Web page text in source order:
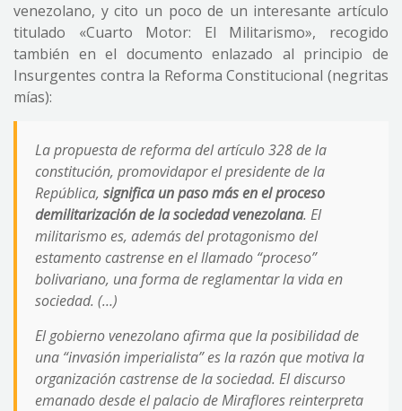
venezolano, y cito un poco de un interesante artículo
titulado «Cuarto Motor: El Militarismo», recogido
también en el documento enlazado al principio de
Insurgentes contra la Reforma Constitucional (negritas
mías):
La propuesta de reforma del artículo 328 de la
constitución, promovidapor el presidente de la
República, significa un paso más en el proceso
demilitarización de la sociedad venezolana. El
militarismo es, además del protagonismo del
estamento castrense en el llamado “proceso”
bolivariano, una forma de reglamentar la vida en
sociedad. (…)
El gobierno venezolano afirma que la posibilidad de
una “invasión imperialista” es la razón que motiva la
organización castrense de la sociedad. El discurso
emanado desde el palacio de Miraflores reinterpreta